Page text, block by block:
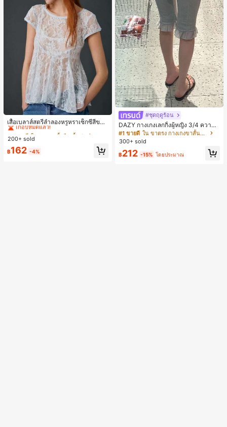
เสื้อเบลาส์สตรีลำลองหรูหราเซ็กซี่สีขาว
จับจีบลูกไม้เปิดหลังสำหรับฤดูร้อน
#1 ขายดี
เกือบหมดแล้ว!
#1 ขายดี
เกือบหมดแล้ว!
#1 ขายดี
เกือบหมดแล้ว!
#1 ขายดี
ใน หลวม เสื้อยืดเนื้อนุ่มสำหรับใส่ทุกวัน
200+ sold
฿162 -4%
#ชุดฤดูร้อน
DAZY กางเกงเลกกิ้งผู้หญิง 3/4 ความย
าวขา ทรงเข้ารูป แต่งลูกไม้แบบปะติด
ลำลอง สำหรับวันหยุดฤดูร้อน
#1 ขายดี
ใน ขาตรง กางเกงขาสั้นผู้หญิง
300+ sold
฿212 -15% โดยประมาณ